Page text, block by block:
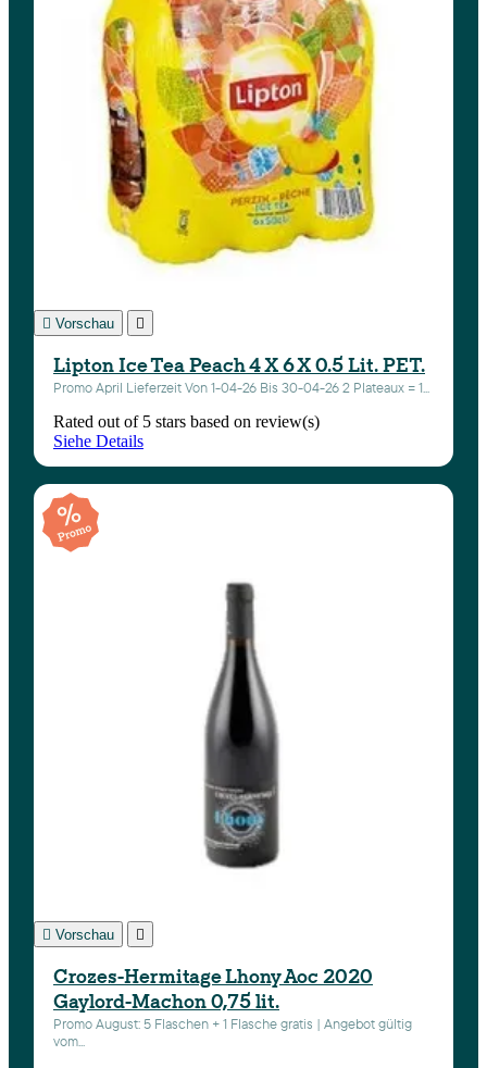
 Vorschau 
Lipton Ice Tea Peach 4 X 6 X 0.5 Lit. PET.
Promo April Lieferzeit Von 1-04-26 Bis 30-04-26 2 Plateaux = 1...
Rated out of 5 stars based on review(s)
Siehe Details
 Vorschau 
Crozes-Hermitage Lhony Aoc 2020
Gaylord-Machon 0,75 lit.
Promo August: 5 Flaschen + 1 Flasche gratis | Angebot gültig
vom...